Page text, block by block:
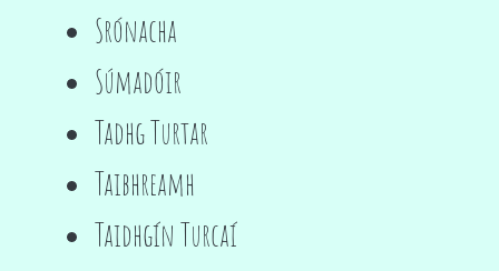
Srónacha
Súmadóir
Tadhg Turtar
Taibhreamh
Taidhgín Turcaí